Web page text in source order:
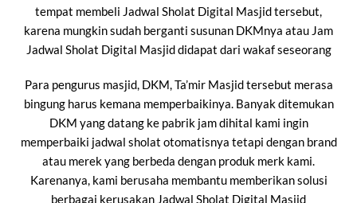
tempat membeli Jadwal Sholat Digital Masjid tersebut,
karena mungkin sudah berganti susunan DKMnya atau Jam
Jadwal Sholat Digital Masjid didapat dari wakaf seseorang
Para pengurus masjid, DKM, Ta’mir Masjid tersebut merasa
bingung harus kemana memperbaikinya. Banyak ditemukan
DKM yang datang ke pabrik jam dihital kami ingin
memperbaiki jadwal sholat otomatisnya tetapi dengan brand
atau merek yang berbeda dengan produk merk kami.
Karenanya, kami berusaha membantu memberikan solusi
berbagai kerusakan Jadwal Sholat Digital Masjid